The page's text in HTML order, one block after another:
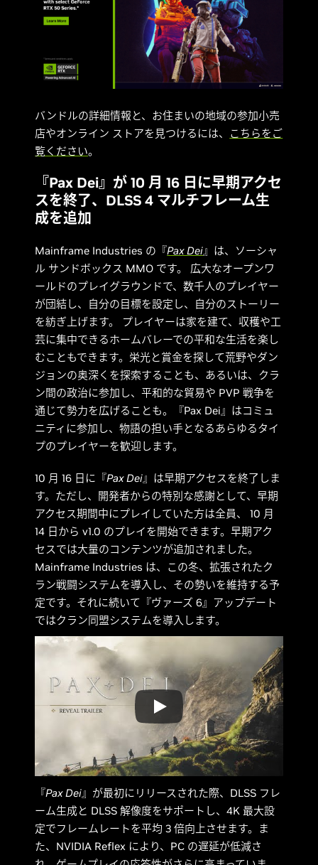
バンドルの詳細情報と、お住まいの地域の参加小売
店やオンライン ストアを見つけるには、 こちらをご
覧ください。
『Pax Dei』が 10 月 16 日に早期アクセ
スを終了、DLSS 4 マルチフレーム生
成を追加
Mainframe Industries の『Pax Dei』は、ソーシャ
ル サンドボックス MMO です。 広大なオープンワ
ールドのプレイグラウンドで、数千人のプレイヤー
が団結し、自分の目標を設定し、自分のストーリー
を紡ぎ上げます。 プレイヤーは家を建て、収穫や工
芸に集中できるホームバレーでの平和な生活を楽し
むこともできます。栄光と賞金を探して荒野やダン
ジョンの奥深くを探索することも、あるいは、クラ
ン間の政治に参加し、平和的な貿易や PVP 戦争を
通じて勢力を広げることも。『Pax Dei』はコミュ
ニティに参加し、物語の担い手となるあらゆるタイ
プのプレイヤーを歓迎します。
10 月 16 日に『Pax Dei』は早期アクセスを終了しま
す。ただし、開発者からの特別な感謝として、早期
アクセス期間中にプレイしていた方は全員、 10 月
14 日から v1.0 のプレイを開始できます。早期アク
セスでは大量のコンテンツが追加されました。
Mainframe Industries は、この冬、拡張されたク
ラン戦闘システムを導入し、その勢いを維持する予
定です。それに続いて『ヴァーズ 6』アップデート
ではクラン同盟システムを導入します。
『Pax Dei』が最初にリリースされた際、DLSS フレ
ーム生成と DLSS 解像度をサポートし、4K 最大設
定でフレームレートを平均 3 倍向上させます。ま
た、NVIDIA Reflex により、PC の遅延が低減さ